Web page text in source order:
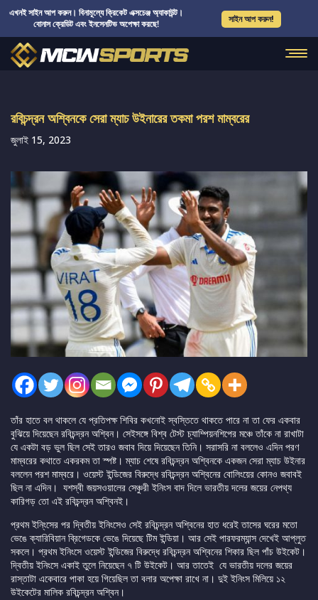
এখনই সাইন আপ করুন। বিনামূল্যে ক্রিকেট এক্সচেঞ্জ অ্যাকাউন্ট।
বোনাস ক্রেডিট এবং ইনসেনটিভ অপেক্ষা করছে!
সাইন আপ করুন!
রবিচন্দ্রন অশ্বিনকে সেরা ম্যাচ উইনারের তকমা পরশ মাম্বরের
জুলাই 15, 2023
তাঁর হাতে বল থাকলে যে প্রতিপক্ষ শিবির কখনোই স্বস্তিতে থাকতে পারে না তা ফের একবার
বুঝিয়ে দিয়েছেন রবিচন্দ্রন অশ্বিন। সেইসঙ্গে বিশ্ব টেস্ট চ্যাম্পিয়নশিপের মঞ্চে তাঁকে না রাখাটা
যে একটা বড় ভুল ছিল সেই তারও জবাব দিয়ে দিয়েছেন তিনি। সরাসরি না বললেও এদিন পরণ
মাম্বরের কথাতে একরকম তা স্পষ্ট। ম্যাচ শেষে রবিচন্দ্রন অশ্বিনকে একজন সেরা ম্যাচ উইনার
বললেন পরশ মাম্বরে। ওয়েস্ট ইন্ডিজের বিরুদ্ধে রবিচন্দ্রন অশ্বিনের বোলিংয়ের কোনও জবাবই
ছিল না এদিন। যশস্বী জয়সওয়ালের সেঞ্চুরী ইনিংস বাদ দিলে ভারতীয় দলের জয়ের নেপথ্য
কারিগড় তো এই রবিচন্দ্রন অশ্বিনই।
প্রথম ইনি্ংসের পর দ্বিতীয় ইনিংসেও সেই রবিচন্দ্রন অশ্বিনের হাত ধরেই তাসের ঘরের মতো
ভেঙে ক্যারিবিয়ান ব্রিগেডকে ভেঙে দিয়েছে টিম ইন্ডিয়া। আর সেই পারফরম্যান্স দেখেই আপ্লুত
সকলে। প্রথম ইনিংসে ওয়েস্ট ইন্ডিজের বিরুদ্ধে রবিচন্দ্রন অশ্বিনের শিকার ছিল পাঁচ উইকেট।
দ্বিতীয় ইনিংসে একাই তুলে নিয়েছেন ৭ টি উইকেট। আর তাতেই যে ভারতীয় দলের জয়ের
রাস্তাটা একেবারে পাকা হয়ে গিয়েছিল তা বলার অপেক্ষা রাখে না। দুই ইনিংস মিলিয়ে ১২
উইকেটের মালিক রবিচন্দ্রন অশ্বিন।